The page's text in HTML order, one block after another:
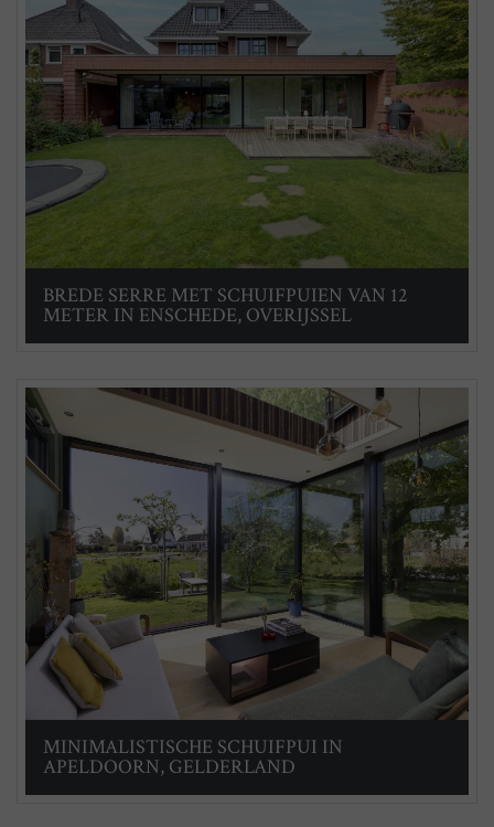
BREDE SERRE MET SCHUIFPUIEN VAN 12
METER IN ENSCHEDE, OVERIJSSEL
MINIMALISTISCHE SCHUIFPUI IN
APELDOORN, GELDERLAND